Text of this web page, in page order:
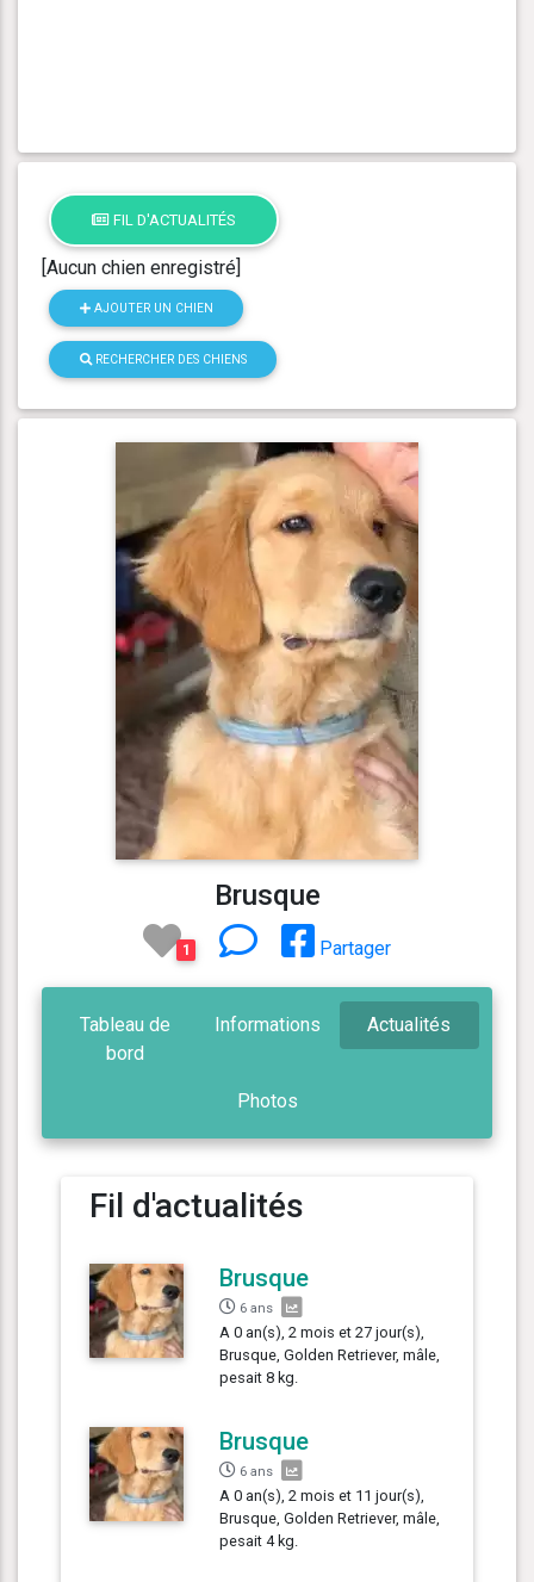
FIL D'ACTUALITÉS
[Aucun chien enregistré]
AJOUTER UN CHIEN
RECHERCHER DES CHIENS
Brusque
1 Partager
Tableau de
bord
Informations Actualités
Photos
Fil d'actualités
Brusque
6 ans
A 0 an(s), 2 mois et 27 jour(s),
Brusque, Golden Retriever, mâle,
pesait 8 kg.
Brusque
6 ans
A 0 an(s), 2 mois et 11 jour(s),
Brusque, Golden Retriever, mâle,
pesait 4 kg.